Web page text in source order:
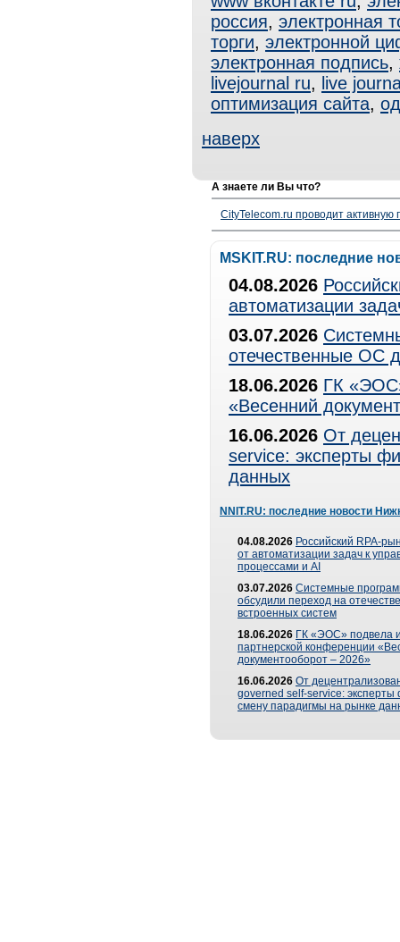
россия, электронная
торги, электронной
электронная подпись,
livejournal ru, live
оптимизация сайта,
наверх
А знаете ли Вы что?
CityTelecom.ru проводит активную
MSKIT.RU: последние
04.08.2026
автоматизации
03.07.2026
отечественные ОС
18.06.2026 ГК
«Весенний
16.06.2026 От
service: эксперты
данных
NNIT.RU: последние новости
04.08.2026 Российский RPA-
от автоматизации задач к
процессами и AI
03.07.2026 Системные
обсудили переход на
встроенных систем
18.06.2026 ГК «ЭОС» подвела
партнерской конференции
документооборот – 2026»
16.06.2026 От
governed self-service: эксперты
смену парадигмы на рынке